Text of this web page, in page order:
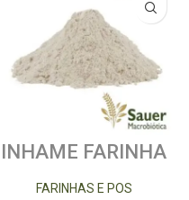
INHAME FARINHA
FARINHAS E POS